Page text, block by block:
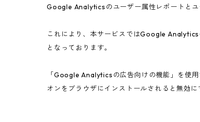
Google Analyticsのユーザー属性レポートと
これにより、本サービスではGoogle
となっております。
「Google Analyticsの広告向けの機能」を使
オンをブラウザにインストールされると無効に